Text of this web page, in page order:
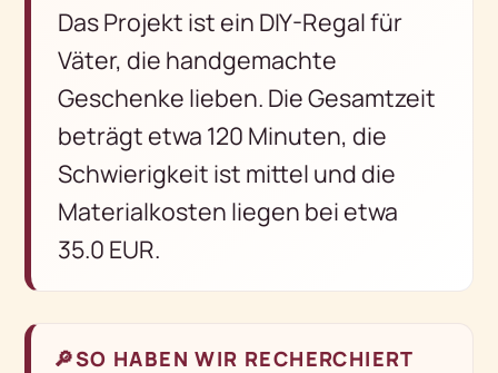
Das Projekt ist ein DIY-Regal für
Väter, die handgemachte
Geschenke lieben. Die Gesamtzeit
beträgt etwa 120 Minuten, die
Schwierigkeit ist mittel und die
Materialkosten liegen bei etwa
35.0 EUR.
🔎SO HABEN WIR RECHERCHIERT